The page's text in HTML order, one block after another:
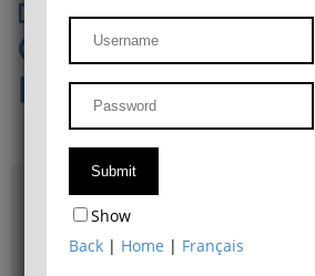
Départment of Philosophy
Center for
Research
Access & maps
Philosophy Department Library
Show
Back | Home | Français